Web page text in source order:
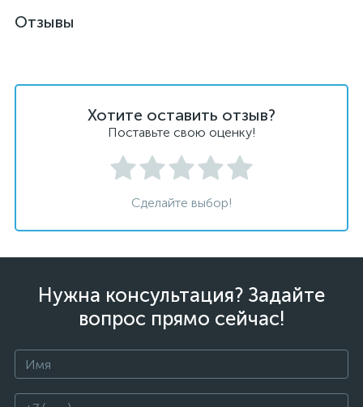
Отзывы
Хотите оставить отзыв?
Поставьте свою оценку!
Сделайте выбор!
Нужна консультация? Задайте
вопрос прямо сейчас!